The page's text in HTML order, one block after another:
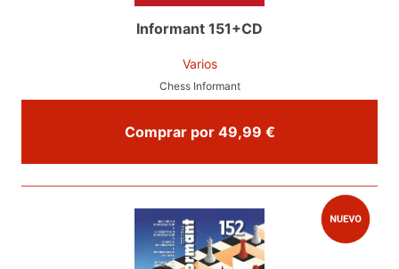
Informant 151+CD
Varios
Chess Informant
Comprar por 49,99 €